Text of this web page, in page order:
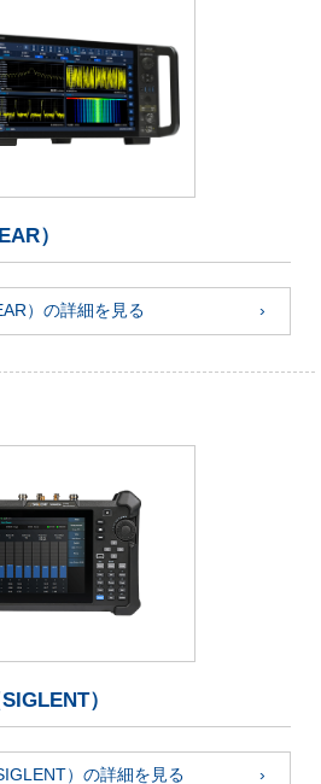
）
）の詳細を見る
）
）の詳細を見る